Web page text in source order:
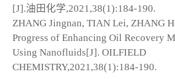
[J].油田化学,2021,38(1):184-190.
ZHANG Jingnan, TIAN Lei, ZHANG
Progress of Enhancing Oil Recovery
Using Nanofluids[J]. OILFIELD
CHEMISTRY,2021,38(1):184-190.